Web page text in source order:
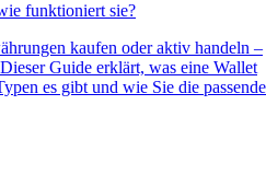
funktioniert sie?
kaufen oder aktiv handeln –
Guide erklärt, was eine Wallet
es gibt und wie Sie die passende